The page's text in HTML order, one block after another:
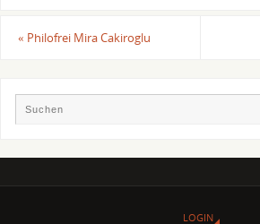
« Philofrei Mira Cakiroglu
LOGIN